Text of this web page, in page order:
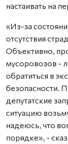
настаивать на
«Из-за
отсутствия
Объективно,
мусоровозов -
обратиться в
безопасности.
депутатские
ситуацию
надеюсь, что
порядке», -